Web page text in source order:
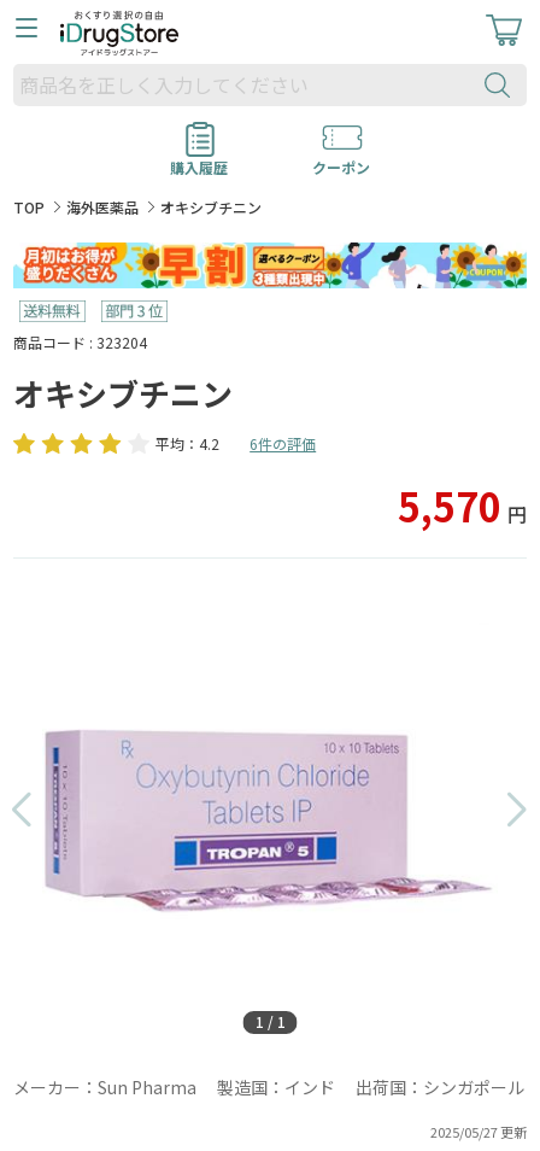
購入履歴
クーポン
TOP
海外医薬品 オキシブチニン
商品コード : 323204
オキシブチニン
平均：4.2 6件の評価
5,570 円
1 / 1
メーカー：Sun Pharma 製造国：インド 出荷国：シンガポール
2025/05/27 更新